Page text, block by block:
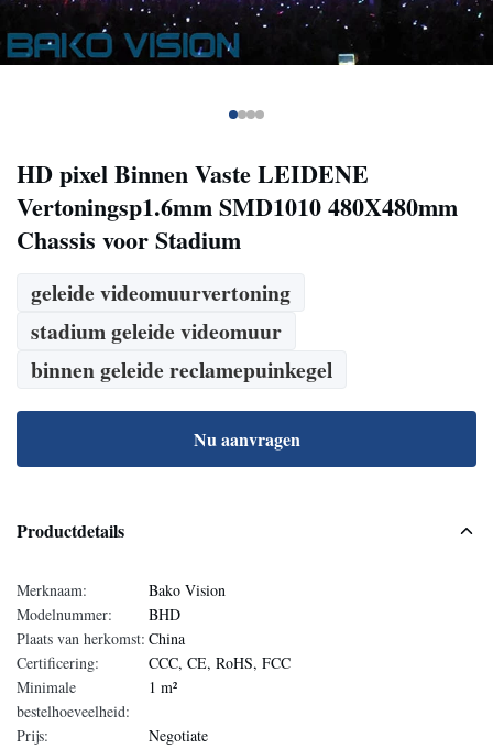
HD pixel Binnen Vaste LEIDENE
Vertoningsp1.6mm SMD1010 480X480mm
Chassis voor Stadium
geleide videomuurvertoning
stadium geleide videomuur
binnen geleide reclamepuinkegel
Nu aanvragen
Productdetails
Merknaam:
Bako Vision
Modelnummer:
BHD
Plaats van herkomst: China
Certificering:
CCC, CE, RoHS, FCC
Minimale
bestelhoeveelheid:
1 m²
Prijs:
Negotiate